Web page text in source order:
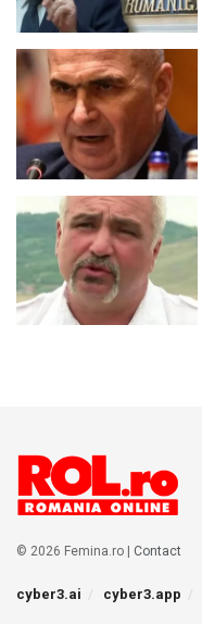
© 2026 Femina.ro | Contact
cyber3.ai cyber3.app